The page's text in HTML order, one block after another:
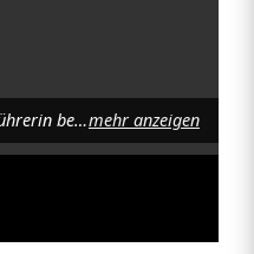
Charlotte Bielefeldt als Gästeführerin bei der Zeitreise zur Burg Thanstein. Foto: Erasmus Gerhardsmehr anzeigen